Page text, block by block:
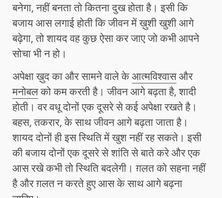
बनेगा, नहीं बनता तो कितना दुख होता है। इसी कि
बजाय आस लगाई होती कि जीवन में ख़ुशी खुशी आगे
बढ़ेगा, तो शायद वह कुछ ऐसा कर जाए जो कभी आपने
सोचा भी न हो।
अपेक्षा ख़ुद का और सामने वाले केआत्मविश्वासऔर
मनोबलको कम करती है। जीवन आगे बढ़ता है, शादी
होती। वर वधू दोनों एक दूसरे से कई अपेक्षा रखते है।
बहस, तकरार, के साथ जीवन आगे बढ़ता जाता है।
शायद दोनों ही इस स्थिति में खुश नहीं रह सकते। इसी
की बजाय दोनों एक दूसरे से शांति से बाते करे और एक
आस रखे कभी तो स्थिति बदलेगी। ग़लत को सहना नहीं
है और ग़लत न करते हुए आस के साथ आगे बढ़ना